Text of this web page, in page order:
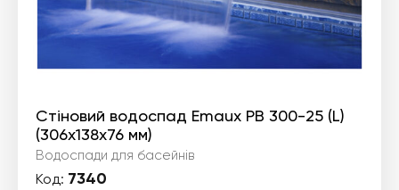
Стіновий водоспад Emaux PB 300-25 (L)
(306х138х76 мм)
Водоспади для басейнів
Код: 7340